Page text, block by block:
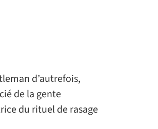
d’autrefois,
de la gente
du rituel de rasage